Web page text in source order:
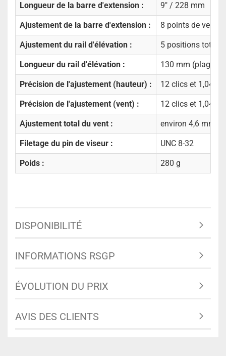
Longueur de la barre d'extension : 9" / 228 mm
Ajustement de la barre d'extension : 8 points de
Ajustement du rail d'élévation : 5 positions
Longueur du rail d'élévation : 130 mm (plage
Précision de l'ajustement (hauteur) : 12 clics et 1,04
Précision de l'ajustement (vent) : 12 clics et 1,04
Ajustement total du vent : environ 4,6 mm
Filetage du pin de viseur : UNC 8-32
Poids : 280 g
DISPONIBILITÉ
INFORMATIONS RSGP
ÉVOLUTION DU PRIX
AVIS DES CLIENTS